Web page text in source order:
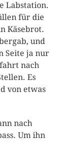
Labstation.
für die
Käsebrot.
und
Seite ja nur
nach
Es
von etwas
nach
Um ihn